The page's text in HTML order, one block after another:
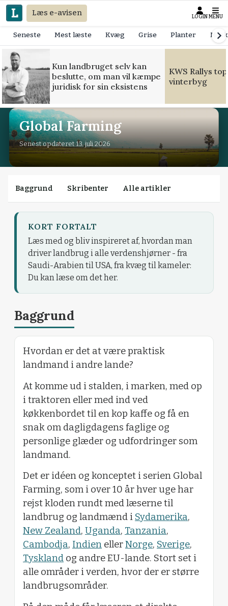
Læs e-avisen LOGIN MENU
Seneste Mest læste Kvæg Grise Planter
Kun landbruget selv kan
beslutte, om man vil kæmpe
juridisk for sin eksistens
KWS Rallys
vinterbyg
Global Farming
Senest opdateret 13. juli 2026
Baggrund Skribenter Alle artikler
KORT FORTALT
Læs med og bliv inspireret af, hvordan man
driver landbrug i alle verdenshjørner - fra
Saudi-Arabien til USA, fra kvæg til kameler:
Du kan læse om det her.
Baggrund
Hvordan er det at være praktisk
landmand i andre lande?
At komme ud i stalden, i marken, med op
i traktoren eller med ind ved
køkkenbordet til en kop kaffe og få en
snak om dagligdagens faglige og
personlige glæder og udfordringer som
landmand.
Det er idéen og konceptet i serien Global
Farming, som i over 10 år hver uge har
rejst kloden rundt med læserne til
landbrug og landmænd i Sydamerika,
New Zealand, Uganda, Tanzania,
Cambodja, Indien ellerNorge, Sverige,
Tyskland og andre EU-lande. Stort set i
alle områder i verden, hvor der er større
landbrugsområder.